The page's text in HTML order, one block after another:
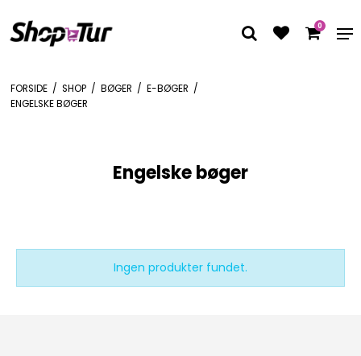
0
FORSIDE / SHOP / BØGER / E-BØGER /
ENGELSKE BØGER
Engelske bøger
Ingen produkter fundet.